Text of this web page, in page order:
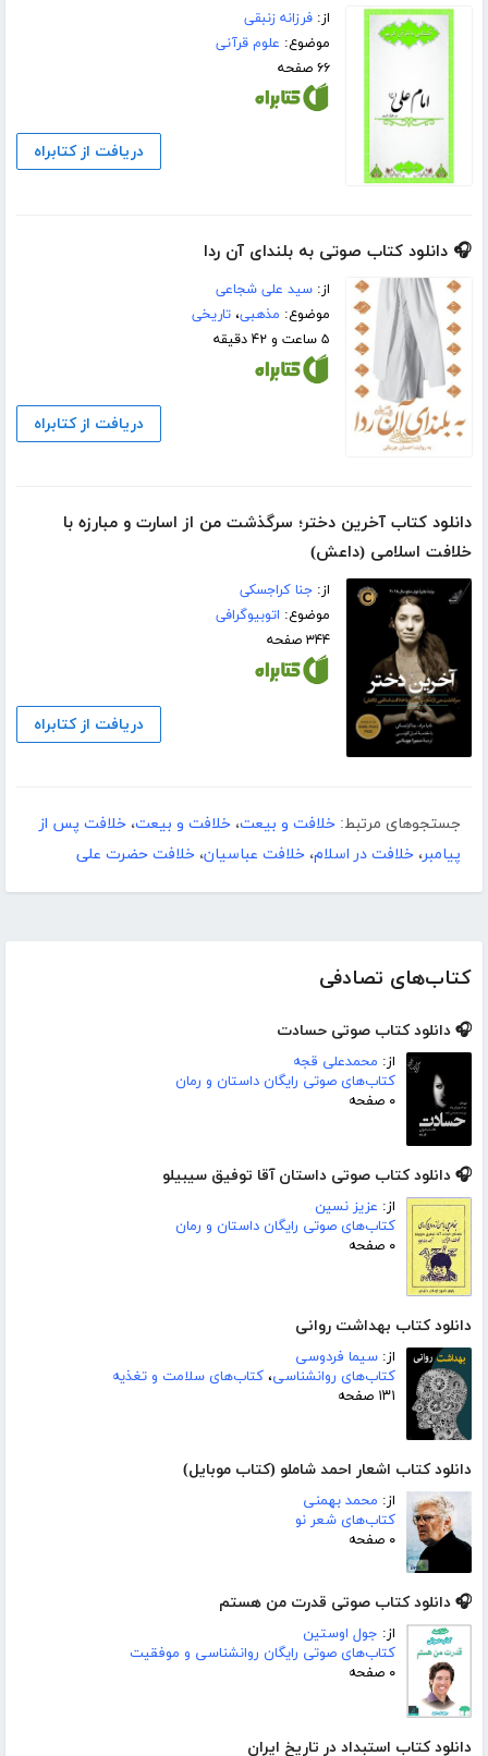
کتاب‌های تصادفی
🎧 دانلود کتاب صوتی حسادت
از: محمدعلی قجه
کتاب‌های صوتی رایگان داستان و رمان
۰ صفحه
🎧 دانلود کتاب صوتی داستان آقا توفیق سیبیلو
از: عزیز نسین
کتاب‌های صوتی رایگان داستان و رمان
۰ صفحه
دانلود کتاب بهداشت روانی
از: سیما فردوسی
کتاب‌های روانشناسی، کتاب‌های سلامت و تغذیه
۱۳۱ صفحه
دانلود کتاب اشعار احمد شاملو (کتاب موبایل)
از: محمد بهمنی
کتاب‌های شعر نو
۰ صفحه
🎧 دانلود کتاب صوتی قدرت من هستم
از: جول اوستین
کتاب‌های صوتی رایگان روانشناسی و موفقیت
۰ صفحه
دانلود کتاب استبداد در تاریخ ایران
از:فرزانه زنبقی
موضوع: علوم قرآنی
۶۶ صفحه
دریافت از کتابراه
🎧 دانلود کتاب صوتی به بلندای آن ردا
از:سید علی شجاعی
موضوع: مذهبی،تاریخی
۵ ساعت و ۴۲ دقیقه
دریافت از کتابراه
دانلود کتاب آخرین دختر؛ سرگذشت من از اسارت و مبارزه با
خلافت اسلامی (داعش)
از:جنا کراجسکی
موضوع: اتوبیوگرافی
۳۴۴ صفحه
دریافت از کتابراه
جستجوهای مرتبط: خلافت و بیعت، خلافت و بیعت، خلافت پس از
پیامبر، خلافت در اسلام، خلافت عباسیان، خلافت حضرت علی